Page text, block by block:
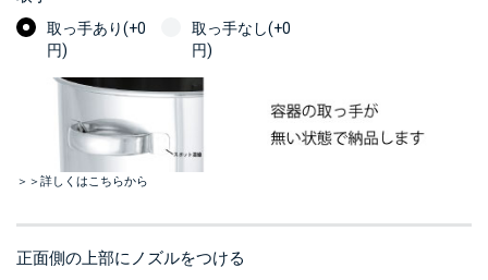
取っ手あり(+0
円)
取っ手なし(+0
円)
＞＞詳しくはこちらから
正面側の上部にノズルをつける